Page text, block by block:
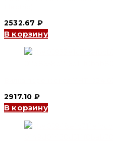
2532.67 ₽
В корзину
2917.10 ₽
В корзину